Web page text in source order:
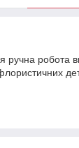
ручна робота
флористичних